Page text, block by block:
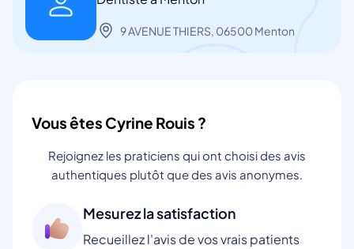
9 AVENUE THIERS, 06500 Menton
Vous êtes Cyrine Rouis ?
Rejoignez les praticiens qui ont choisi des avis
authentiques plutôt que des avis anonymes.
Mesurez la satisfaction
Recueillez l'avis de vos vrais patients